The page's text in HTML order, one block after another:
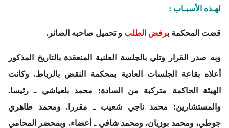
لهـذه الأسبـاب :
قضت المحكمة برفض الطلب و تحميل صاحبه الصائر.
وبه صدر القرار وتلي بالجلسة العلنية المنعقدة بالتاريخ المذكور
أعلاه بقاعة الجلسات العادية بمحكمة النقض بالرباط. وكانت
الهيئة الحاكمة متركبة من السادة: محمد بلعياشي ـ رئيسا.
والمستشارين: محمد ناجي شعيب ـ مقررا.ومحمد طاهري
جوطي، ومحمد بوزيان، ومحمد شافي ـ أ عضاء. وبمحضر
المحامي